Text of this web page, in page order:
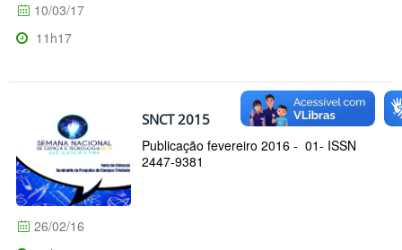
10/03/17
11h17
SNCT 2015
Publicação fevereiro 2016 - 01- ISSN
2447-9381
26/02/16